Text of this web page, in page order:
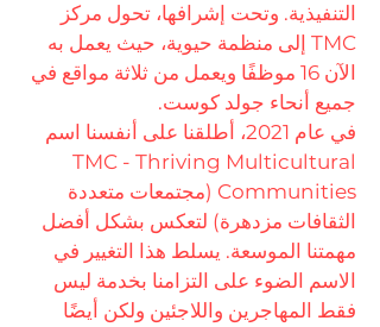
التنفيذية. وتحت إشرافها، تحول مركز
TMC إلى منظمة حيوية، حيث يعمل به
الآن 16 موظفًا ويعمل من ثلاثة مواقع في
جميع أنحاء جولد كوست.
في عام 2021، أطلقنا على أنفسنا اسم
TMC - Thriving Multicultural
Communities (مجتمعات متعددة
الثقافات مزدهرة) لتعكس بشكل أفضل
مهمتنا الموسعة. يسلط هذا التغيير في
الاسم الضوء على التزامنا بخدمة ليس
فقط المهاجرين واللاجئين ولكن أيضًا